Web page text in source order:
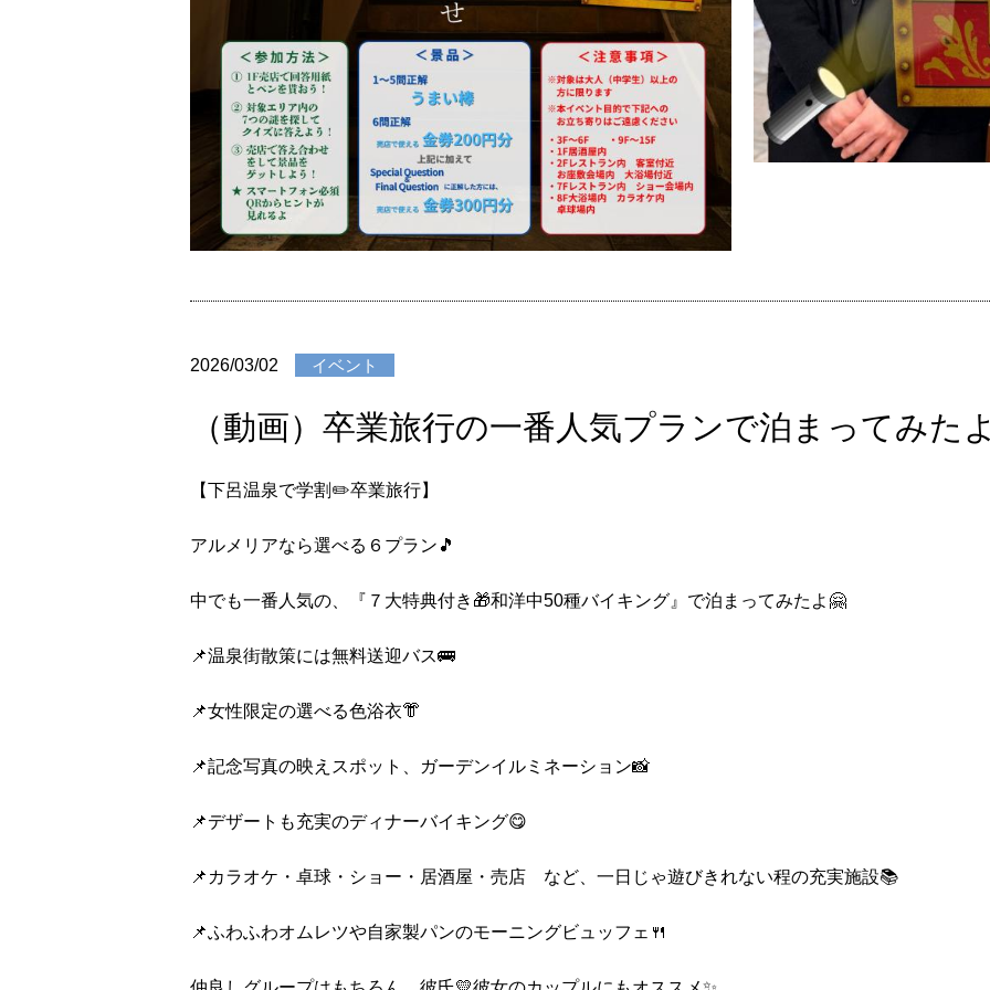
2026/03/02 イベント
（動画）卒業旅行の一番人気プランで泊まってみた
【下呂温泉で学割✏️卒業旅行】
アルメリアなら選べる６プラン🎵
中でも一番人気の、『７大特典付き🎁和洋中50種バイキング』で泊まってみたよ🤗
📌温泉街散策には無料送迎バス🚌
📌女性限定の選べる色浴衣👘
📌記念写真の映えスポット、ガーデンイルミネーション📸
📌デザートも充実のディナーバイキング😋
📌カラオケ・卓球・ショー・居酒屋・売店 など、一日じゃ遊びきれない程の充実施設📚
📌ふわふわオムレツや自家製パンのモーニングビュッフェ🍴